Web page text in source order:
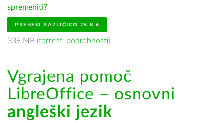
spremeniti?
PRENESI RAZLIČICO 25.8.6
339 MB (torrent, podrobnosti)
Vgrajena pomoč
LibreOffice – osnovni
angleški jezik